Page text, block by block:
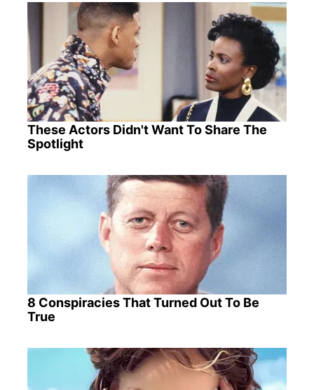
These Actors Didn't Want To Share The
Spotlight
8 Conspiracies That Turned Out To Be
True